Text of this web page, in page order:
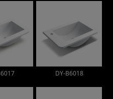
DY-B6018